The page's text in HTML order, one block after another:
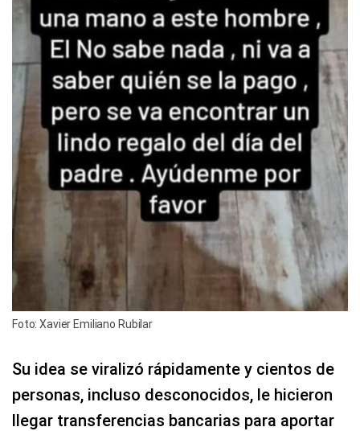
Foto: Xavier Emiliano Rubilar
Su idea se viralizó rápidamente y cientos de
personas, incluso desconocidos, le hicieron
llegar transferencias bancarias para aportar